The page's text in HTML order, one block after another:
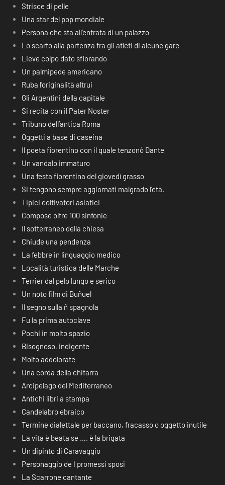
Strisce di pelle
Una star del pop mondiale
Persona che sta all’entrata di un palazzo
Lo scarto alla partenza fra gli atleti di alcune gare
Lieve colpo dato sfiorando
Un palmipede americano
Ruba l’originalità altrui
Gli Argentini della capitale
Si recita con il Pater Noster
Tribuno dell’antica Roma
Oggetti a base di caseina
Il poeta fiorentino con il quale tenzonò Dante
Un vandalo immaturo
Una festa fiorentina del giovedì grasso
Si tengono sempre aggiornati malgrado l’età.
Tipici coltivatori asiatici
Compose oltre 100 sinfonie
Il sotterraneo della chiesa
Chiude una pendenza
La febbre in linguaggio medico
Località turistica delle Marche
Terrier dal pelo lungo e serico
Un noto film di Buñuel
Il segno sulla ñ spagnola
Fu la prima autoclave
Pochi in molto spazio
Bisognoso, indigente
Molto addolorate
Una corda della chitarra
Arcipelago del Mediterraneo
Antichi libri a stampa
Candelabro ebraico
Termine dialettale per baccano, fracasso o oggetto inutile
La vita è beata se …. è la brigata
Un dipinto di Caravaggio
Personaggio de I promessi sposi
La Scarrone cantante